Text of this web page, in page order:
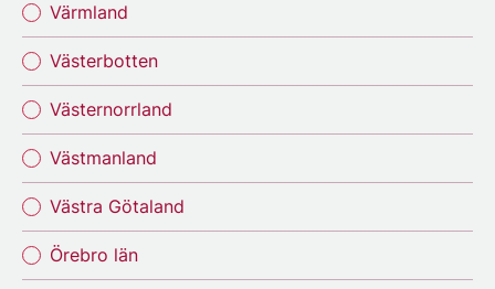
Värmland
Västerbotten
Västernorrland
Västmanland
Västra Götaland
Örebro län